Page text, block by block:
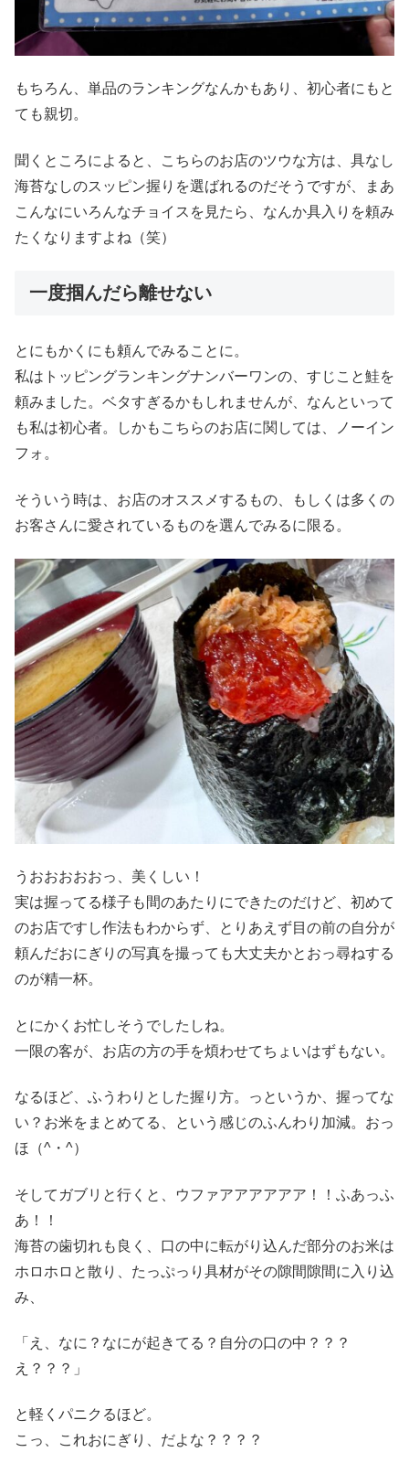
もちろん、単品のランキングなんかもあり、初心者にもと
ても親切。
聞くところによると、こちらのお店のツウな方は、具なし
海苔なしのスッピン握りを選ばれるのだそうですが、まあ
こんなにいろんなチョイスを見たら、なんか具入りを頼み
たくなりますよね（笑）
一度掴んだら離せない
とにもかくにも頼んでみることに。
私はトッピングランキングナンバーワンの、すじこと鮭を
頼みました。ベタすぎるかもしれませんが、なんといって
も私は初心者。しかもこちらのお店に関しては、ノーイン
フォ。
そういう時は、お店のオススメするもの、もしくは多くの
お客さんに愛されているものを選んでみるに限る。
うおおおおおっ、美くしい！
実は握ってる様子も間のあたりにできたのだけど、初めて
のお店ですし作法もわからず、とりあえず目の前の自分が
頼んだおにぎりの写真を撮っても大丈夫かとおっ尋ねする
のが精一杯。
とにかくお忙しそうでしたしね。
一限の客が、お店の方の手を煩わせてちょいはずもない。
なるほど、ふうわりとした握り方。っというか、握ってな
い？お米をまとめてる、という感じのふんわり加減。おっ
ほ（^・^）
そしてガブリと行くと、ウファアアアアアア！！ふあっふ
あ！！
海苔の歯切れも良く、口の中に転がり込んだ部分のお米は
ホロホロと散り、たっぷっり具材がその隙間隙間に入り込
み、
「え、なに？なにが起きてる？自分の口の中？？？
え？？？」
と軽くパニクるほど。
こっ、これおにぎり、だよな？？？？